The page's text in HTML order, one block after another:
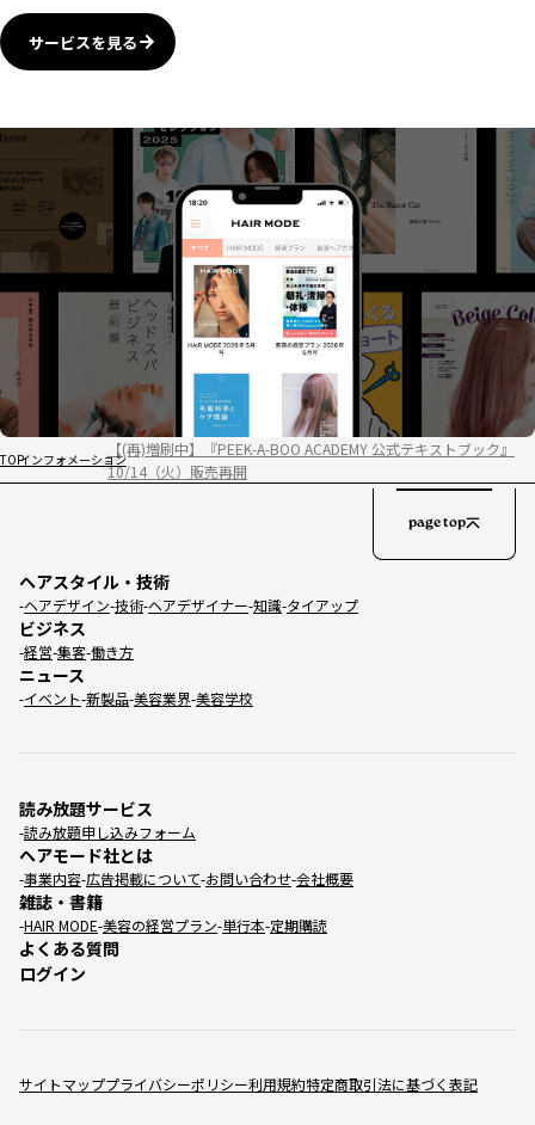
サービスを見る
TOPインフォメーション
【(再)増刷中】『PEEK-A-BOO ACADEMY 公式テキストブック』
10/14（火）販売再開
サイトマッププライバシーポリシー利用規約特定商取引法に基づく表記
ヘアスタイル・技術
ヘアデザイン 技術 ヘアデザイナー 知識 タイアップ
ビジネス
経営 集客 働き方
ニュース
イベント 新製品 美容業界 美容学校
読み放題サービス
読み放題申し込みフォーム
ヘアモード社とは
事業内容 広告掲載について お問い合わせ 会社概要
雑誌・書籍
HAIR MODE 美容の経営プラン 単行本 定期購読
よくある質問
ログイン
page top